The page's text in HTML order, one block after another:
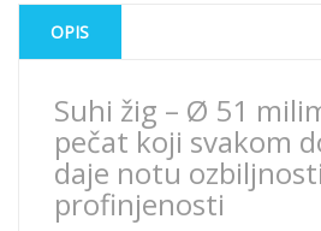
OPIS
Suhi žig – Ø 51
pečat koji svakom
daje notu
profinjenosti